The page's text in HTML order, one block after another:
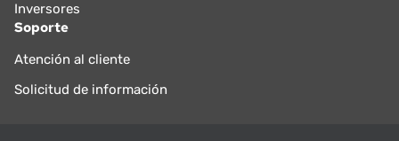
Inversores
Soporte
Atención al cliente
Solicitud de información